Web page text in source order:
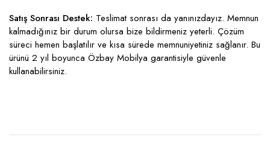
Satış Sonrası Destek: Teslimat sonrası da yanınızdayız. Memnun
kalmadığınız bir durum olursa bize bildirmeniz yeterli. Çözüm
süreci hemen başlatılır ve kısa sürede memnuniyetiniz sağlanır. Bu
ürünü 2 yıl boyunca Özbay Mobilya garantisiyle güvenle
kullanabilirsiniz.